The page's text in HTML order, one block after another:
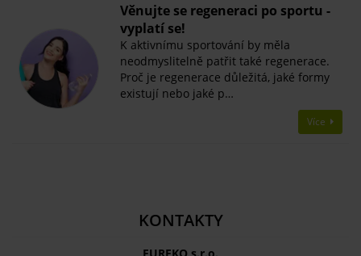
Věnujte se regeneraci po sportu -
vyplatí se!
K aktivnímu sportování by měla
neodmyslitelně patřit také regenerace.
Proč je regenerace důležitá, jaké formy
existují nebo jaké p…
Více
KONTAKTY
EUREKO s.r.o.